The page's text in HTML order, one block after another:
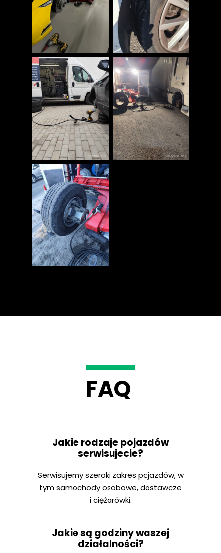
FAQ
Jakie są godziny waszej
działalności?
Serwisujemy szeroki zakres pojazdów, w
tym samochody osobowe, dostawcze
i ciężarówki.
Jakie rodzaje pojazdów
serwisujecie?